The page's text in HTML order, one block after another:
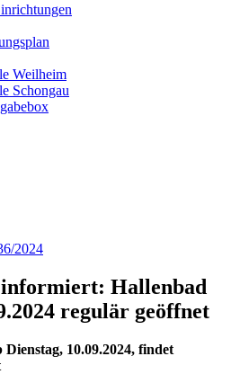
Weilheim
Schongau
2024
Hallenbad
regulär geöffnet
10.09.2024, findet